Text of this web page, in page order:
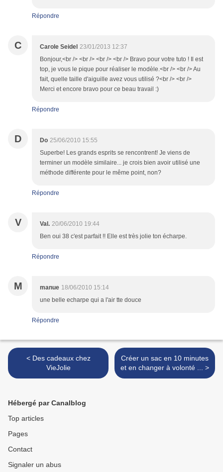
Répondre
C Carole Seidel 23/01/2013 12:37
Bonjour,<br /> <br /> <br /> <br /> Bravo pour votre tuto ! Il est
top, je vous le pique pour réaliser le modèle.<br /> <br /> Au
fait, quelle taille d'aiguille avez vous utilisé ?<br /> <br />
Merci et encore bravo pour ce beau travail :)
Répondre
D Do 25/06/2010 15:55
Superbe! Les grands esprits se rencontrent! Je viens de
terminer un modèle similaire... je crois bien avoir utilisé une
méthode différente pour le même point, non?
Répondre
V Val. 20/06/2010 19:44
Ben oui 38 c'est parfait !! Elle est très jolie ton écharpe.
Répondre
M manue 18/06/2010 15:14
une belle echarpe qui a l'air tte douce
Répondre
< Des cadeaux chez
VieJolie
Créer un sac en 10 minutes
et en changer à volonté ... >
Hébergé par Canalblog
Top articles
Pages
Contact
Signaler un abus